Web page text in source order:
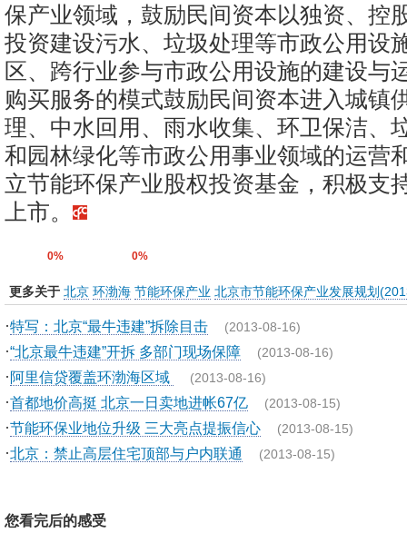
保产业领域，鼓励民间资本以独资、控
投资建设污水、垃圾处理等市政公用设
区、跨行业参与市政公用设施的建设与
购买服务的模式鼓励民间资本进入城镇
理、中水回用、雨水收集、环卫保洁、
和园林绿化等市政公用事业领域的运营
立节能环保产业股权投资基金，积极支
上市。
0% 0%
更多关于 北京 环渤海 节能环保产业 北京市节能环保产业发展规划
·特写：北京“最牛违建”拆除目击 (2013-08-16)
·“北京最牛违建”开拆 多部门现场保障 (2013-08-16)
·阿里信贷覆盖环渤海区域 (2013-08-16)
·首都地价高挺 北京一日卖地进帐67亿 (2013-08-15)
·节能环保业地位升级 三大亮点提振信心 (2013-08-15)
·北京：禁止高层住宅顶部与户内联通 (2013-08-15)
您看完后的感受